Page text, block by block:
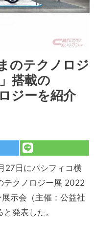
のテクノロジ
搭載の
ジーを紹介
27日にパシフィコ横
テクノロジー展 2022
示会（主催：公益社
発表した。